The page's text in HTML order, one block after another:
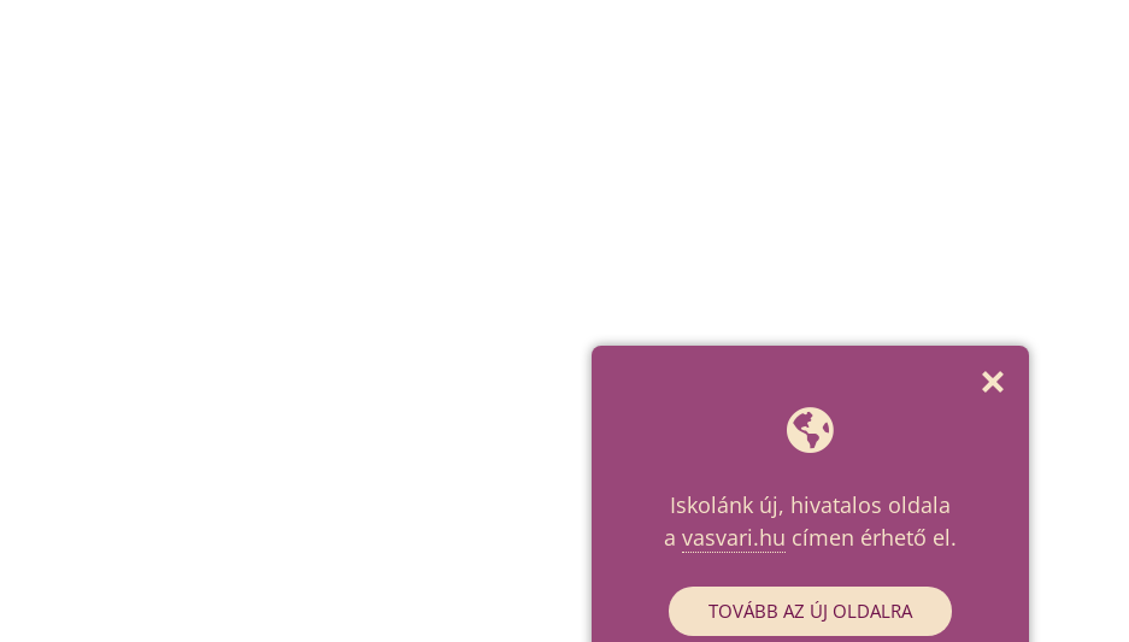
Iskolánk új, hivatalos oldala
a vasvari.hu címen érhető el.
TOVÁBB AZ ÚJ OLDALRA